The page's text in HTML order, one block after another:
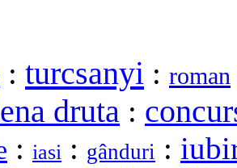
: turcsanyi : roman
druta :
: iasi : gânduri :